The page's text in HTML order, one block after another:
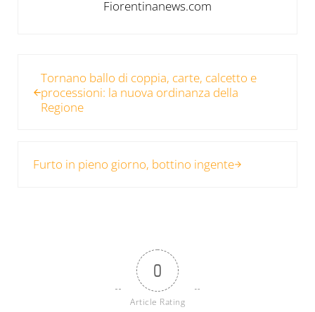
Fiorentinanews.com
Tornano ballo di coppia, carte, calcetto e
processioni: la nuova ordinanza della
Regione
Furto in pieno giorno, bottino ingente
0
Article Rating